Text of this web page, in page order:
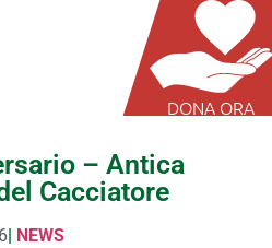
DONA ORA
– Antica
Cacciatore
| NEWS